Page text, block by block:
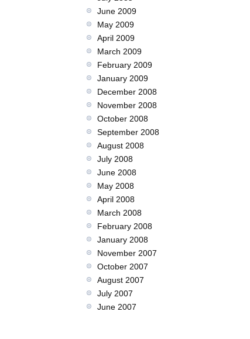
June 2009
May 2009
April 2009
March 2009
February 2009
January 2009
December 2008
November 2008
October 2008
September 2008
August 2008
July 2008
June 2008
May 2008
April 2008
March 2008
February 2008
January 2008
November 2007
October 2007
August 2007
July 2007
June 2007